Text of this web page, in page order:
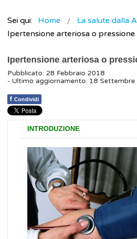
Sei qui: Home La salute dalla
Ipertensione arteriosa o pressione
Ipertensione arteriosa o
Pubblicato: 28 Febbraio 2018
- Ultimo aggiornamento: 18 Settembre
f Condividi
INTRODUZIONE